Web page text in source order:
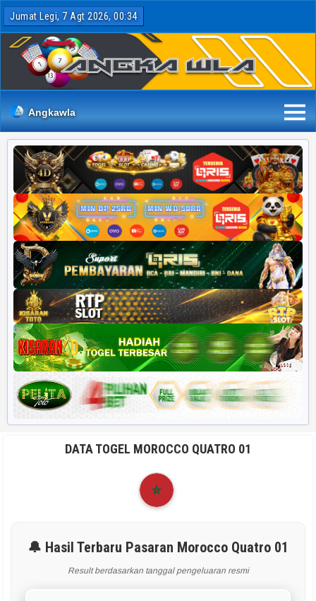
Jumat Legi, 7 Agt 2026, 00:34
Angkawla
DATA TOGEL MOROCCO QUATRO 01
🔔 Hasil Terbaru Pasaran Morocco Quatro 01
Result berdasarkan tanggal pengeluaran resmi